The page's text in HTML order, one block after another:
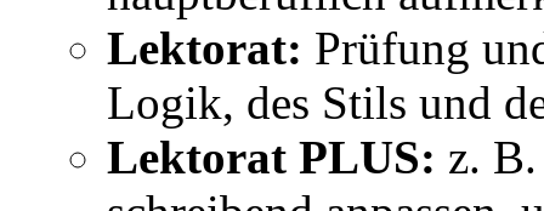
Lektorat: Prüfung
Logik, des Stils und
Lektorat PLUS: z.